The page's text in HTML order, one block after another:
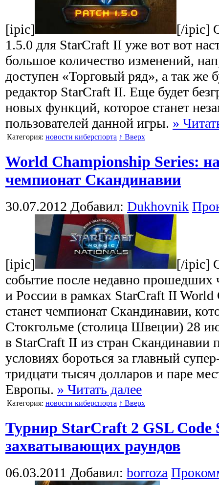
[ipic]
[/ipic]
1.5.0 для StarCraft II уже вот вот
большое количество изменений,
доступен «Торговый ряд», а так же
редактор StarCraft II. Еще будет
новых функций, которое станет
пользователей данной игры. »
Категория: новости киберспорта ↑ Вверх
World Championship Series:
чемпионат Скандинавии
30.07.2012 Добавил: Dukhovnik
[ipic]
[/ipic]
событие после недавно прошедших
и России в рамках StarCraft II World
станет чемпионат Скандинавии,
Стокгольме (столица Швеции) 28
в StarCraft II из стран Скандинавии
условиях бороться за главный
тридцати тысяч долларов и паре
Европы. » Читать далее
Категория: новости киберспорта ↑ Вверх
Турнир StarCraft 2 GSL Code
захватывающих раундов
06.03.2011 Добавил: borroza